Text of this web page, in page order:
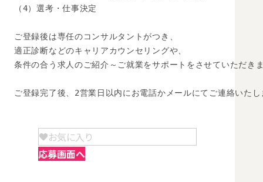
（4）選考・仕事決定
ご登録後は専任のコンサルタントがつき、
適正診断などのキャリアカウンセリングや、
条件の合う求人のご紹介～ご就業をサポートをさせていただき
ご登録完了後、2営業日以内にお電話かメールにてご連絡いたし
お気に入り
応募画面へ